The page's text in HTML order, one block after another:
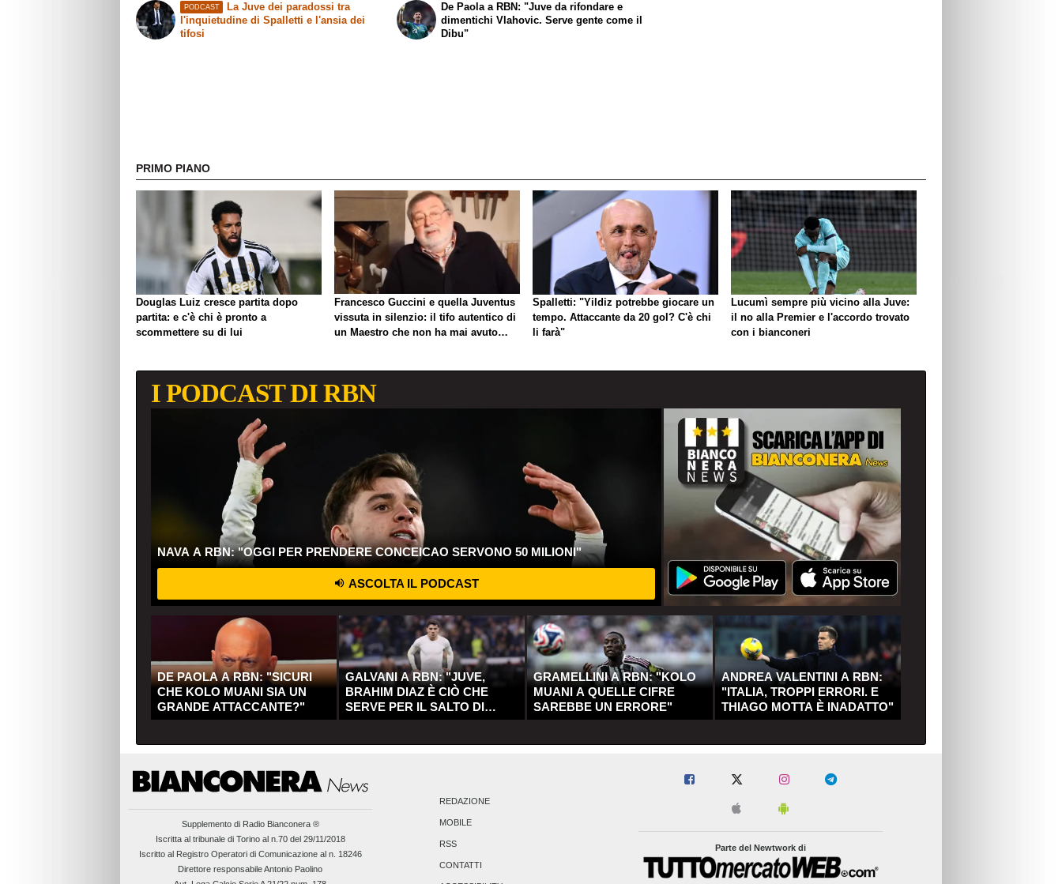
PODCAST
La Juve dei paradossi tra
l'inquietudine di Spalletti e l'ansia dei
tifosi
De Paola a RBN: "Juve da rifondare e
dimentichi Vlahovic. Serve gente come il
Dibu"
PRIMO PIANO
Douglas Luiz cresce partita dopo
partita: e c'è chi è pronto a
scommettere su di lui
Francesco Guccini e quella Juventus
vissuta in silenzio: il tifo autentico di
un Maestro che non ha mai avuto
Spalletti: "Yildiz potrebbe giocare un
tempo. Attaccante da 20 gol? C'è chi
li farà"
Lucumì sempre più vicino alla Juve:
il no alla Premier e l'accordo trovato
con i bianconeri
I PODCAST DI RBN
NAVA A RBN: "OGGI PER PRENDERE CONCEICAO SERVONO 50 MILIONI"
ASCOLTA IL PODCAST
DE PAOLA A RBN: "SICURI
CHE KOLO MUANI SIA UN
GRANDE ATTACCANTE?"
GALVANI A RBN: "JUVE,
BRAHIM DIAZ È CIÒ CHE
SERVE PER IL SALTO DI
QUALITÀ"
GRAMELLINI A RBN: "KOLO
MUANI A QUELLE CIFRE
SAREBBE UN ERRORE"
ANDREA VALENTINI A RBN:
"ITALIA, TROPPI ERRORI. E
THIAGO MOTTA È INADATTO"
Supplemento di Radio Bianconera ®
Iscritta al tribunale di Torino al n.70 del 29/11/2018
Iscritto al Registro Operatori di Comunicazione al n. 18246
Direttore responsabile Antonio Paolino
REDAZIONE
MOBILE
RSS
CONTATTI
Parte del Newtwork di